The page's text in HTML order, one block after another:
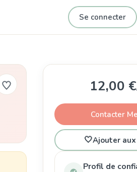
Se connecter
12,00 €
Contacter
🤍Ajouter
Profil de